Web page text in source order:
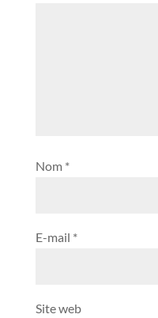
Nom *
E-mail *
Site web